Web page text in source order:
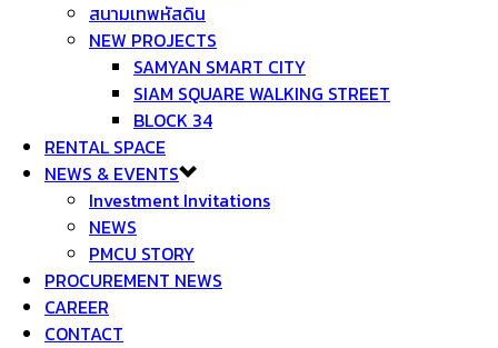
สนามเทพหัสดิน
NEW PROJECTS
SAMYAN SMART CITY
SIAM SQUARE WALKING STREET
BLOCK 34
RENTAL SPACE
NEWS & EVENTS
Investment Invitations
NEWS
PMCU STORY
PROCUREMENT NEWS
CAREER
CONTACT